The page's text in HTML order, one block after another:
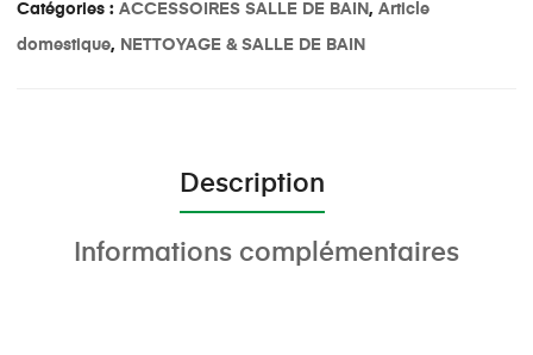
Catégories : ACCESSOIRES SALLE DE BAIN, Article
domestique, NETTOYAGE & SALLE DE BAIN
Description
Informations complémentaires